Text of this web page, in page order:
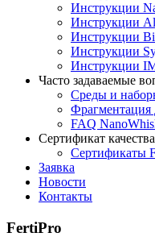
Инструкции
Инструкции
Инструкции
Инструкции
Инструкции
Часто задаваемые
Среды и
FAQ
Сертификат качества
Сертификаты
Заявка
Новости
Контакты
FertiPro